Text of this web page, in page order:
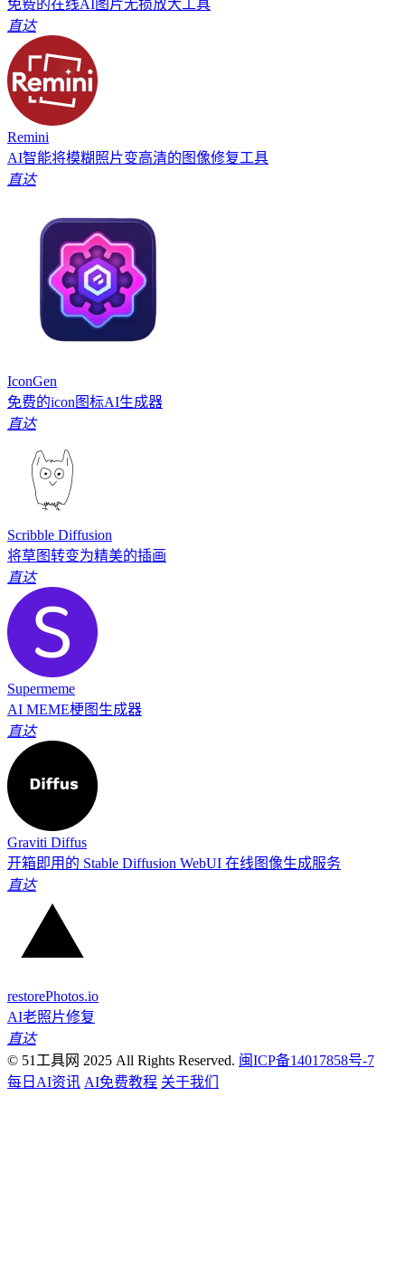
免费的在线AI图片无损放大工具
直达
Remini
AI智能将模糊照片变高清的图像修复工具
直达
IconGen
免费的icon图标AI生成器
直达
Scribble Diffusion
将草图转变为精美的插画
直达
Supermeme
AI MEME梗图生成器
直达
Graviti Diffus
开箱即用的 Stable Diffusion WebUI 在线图像生成服务
直达
restorePhotos.io
AI老照片修复
直达
© 51工具网 2025 All Rights Reserved. 闽ICP备14017858号-7
每日AI资讯 AI免费教程 关于我们